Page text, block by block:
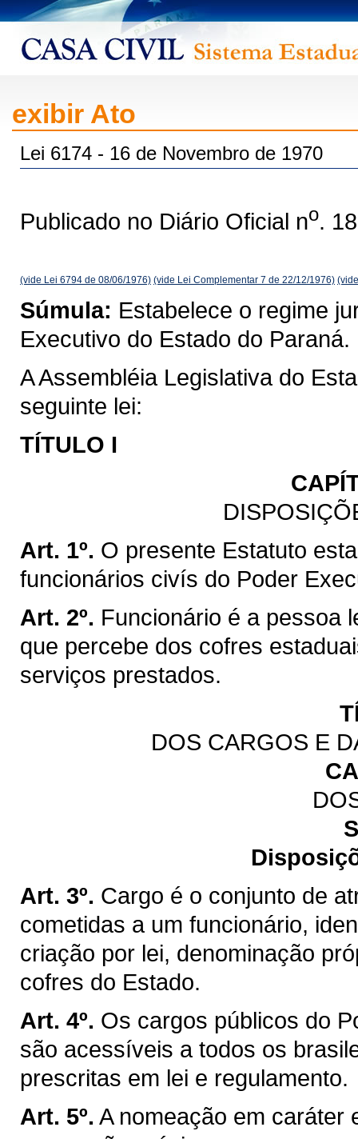
exibir Ato
Lei 6174 - 16 de Novembro de 1970
Publicado no Diário Oficial no.
(vide Lei 6794 de 08/06/1976) (vide Lei Complementar 7 de 22/12/1976)
Súmula: Estabelece o regime
Executivo do Estado do Paraná.
A Assembléia Legislativa do
seguinte lei:
TÍTULO I
Art. 1º. O presente Estatuto
funcionários civís do Poder
Art. 2º. Funcionário é a pessoa
que percebe dos cofres
serviços prestados.
DOS CARGOS E
Art. 3º. Cargo é o conjunto de
cometidas a um funcionário,
criação por lei, denominação
cofres do Estado.
Art. 4º. Os cargos públicos do
são acessíveis a todos os
prescritas em lei e regulamento.
Art. 5º. A nomeação em caráter